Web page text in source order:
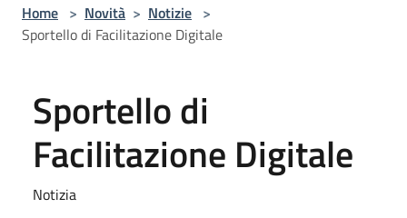
Home > Novità > Notizie >
Sportello di Facilitazione Digitale
Sportello di
Facilitazione Digitale
Notizia